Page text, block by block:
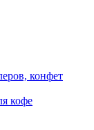
конфет
кофе